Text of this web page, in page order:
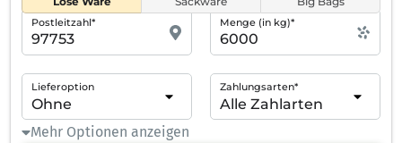
Postleitzahl* Menge (in kg)*
Lieferoption Zahlungsarten*
Mehr Optionen anzeigen